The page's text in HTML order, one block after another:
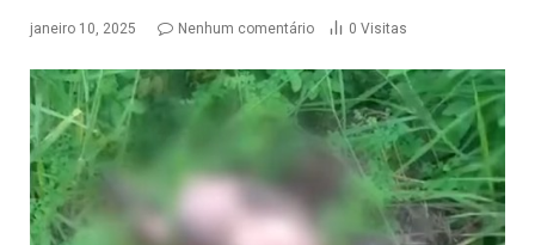
janeiro 10, 2025 Nenhum comentário 0 Visitas